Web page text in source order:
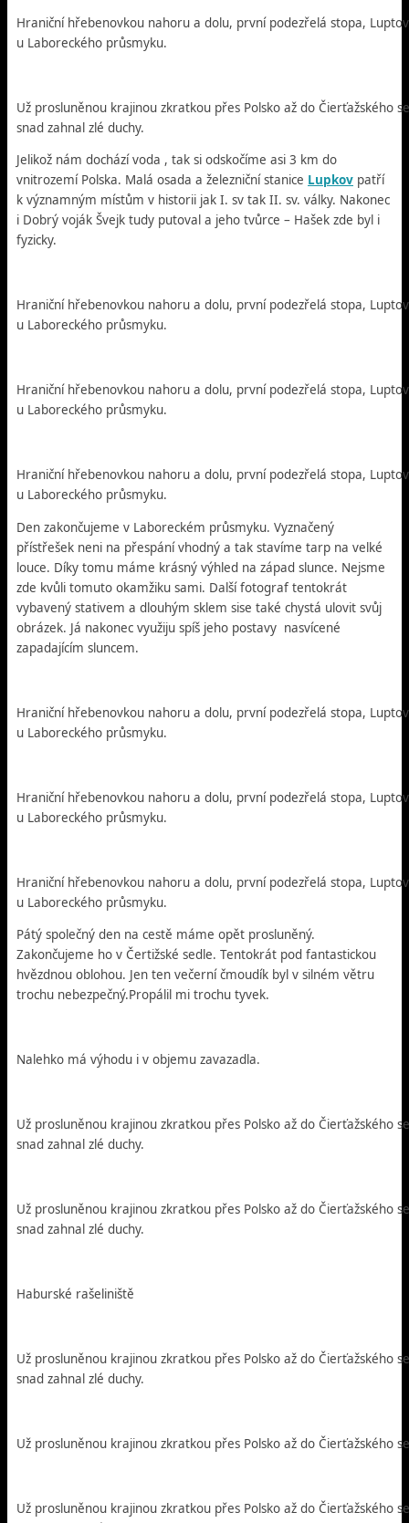
Hraniční hřebenovkou nahoru a dolu, první podezřelá stopa,
u Laboreckého průsmyku.
Už prosluněnou krajinou zkratkou přes Polsko až do Čierťažského
snad zahnal zlé duchy.
Jelikož nám dochází voda , tak si odskočíme asi 3 km do
vnitrozemí Polska. Malá osada a železniční stanice Lupkov patří
k významným místům v historii jak I. sv tak II. sv. války. Nakonec
i Dobrý voják Švejk tudy putoval a jeho tvůrce – Hašek zde byl i
fyzicky.
Hraniční hřebenovkou nahoru a dolu, první podezřelá stopa,
u Laboreckého průsmyku.
Hraniční hřebenovkou nahoru a dolu, první podezřelá stopa,
u Laboreckého průsmyku.
Hraniční hřebenovkou nahoru a dolu, první podezřelá stopa,
u Laboreckého průsmyku.
Den zakončujeme v Laboreckém průsmyku. Vyznačený
přístřešek neni na přespání vhodný a tak stavíme tarp na velké
louce. Díky tomu máme krásný výhled na západ slunce. Nejsme
zde kvůli tomuto okamžiku sami. Další fotograf tentokrát
vybavený stativem a dlouhým sklem sise také chystá ulovit svůj
obrázek. Já nakonec využiju spíš jeho postavy nasvícené
zapadajícím sluncem.
Hraniční hřebenovkou nahoru a dolu, první podezřelá stopa,
u Laboreckého průsmyku.
Hraniční hřebenovkou nahoru a dolu, první podezřelá stopa,
u Laboreckého průsmyku.
Hraniční hřebenovkou nahoru a dolu, první podezřelá stopa,
u Laboreckého průsmyku.
Pátý společný den na cestě máme opět prosluněný.
Zakončujeme ho v Čertižské sedle. Tentokrát pod fantastickou
hvězdnou oblohou. Jen ten večerní čmoudík byl v silném větru
trochu nebezpečný.Propálil mi trochu tyvek.
Nalehko má výhodu i v objemu zavazadla.
Už prosluněnou krajinou zkratkou přes Polsko až do Čierťažského
snad zahnal zlé duchy.
Už prosluněnou krajinou zkratkou přes Polsko až do Čierťažského
snad zahnal zlé duchy.
Haburské rašeliniště
Už prosluněnou krajinou zkratkou přes Polsko až do Čierťažského
snad zahnal zlé duchy.
Už prosluněnou krajinou zkratkou přes Polsko až do Čierťažského
Už prosluněnou krajinou zkratkou přes Polsko až do Čierťažského